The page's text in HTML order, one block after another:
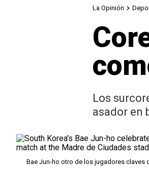
La Opinión
Los
asador en
Bae Jun-ho otro de los jugadores claves